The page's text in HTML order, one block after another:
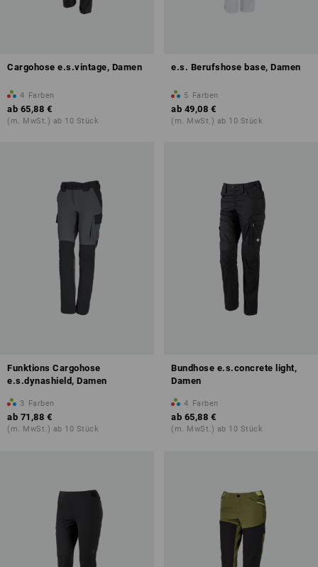
Cargohose e.s.vintage, Damen
4 Farben
ab 65,88 €
(m. MwSt.) ab 10 Stück
e.s. Berufshose base, Damen
5 Farben
ab 49,08 €
(m. MwSt.) ab 10 Stück
Funktions Cargohose
e.s.dynashield, Damen
3 Farben
ab 71,88 €
(m. MwSt.) ab 10 Stück
Bundhose e.s.concrete light,
Damen
4 Farben
ab 65,88 €
(m. MwSt.) ab 10 Stück